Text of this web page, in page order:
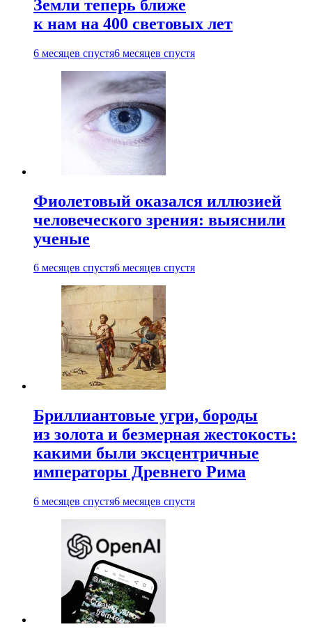
Земли теперь ближе
к нам на 400 световых лет
6 месяцев спустя6 месяцев спустя
Фиолетовый оказался иллюзией
человеческого зрения: выяснили
ученые
6 месяцев спустя6 месяцев спустя
Бриллиантовые угри, бороды
из золота и безмерная жестокость:
какими были эксцентричные
императоры Древнего Рима
6 месяцев спустя6 месяцев спустя